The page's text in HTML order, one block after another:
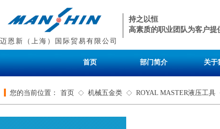
持之以恒
高素质的职业团队为客户提
迈恩新（上海）国际贸易有限公司
首页 部门简介 关于
您的当前位置： 首页 ◇ 机械五金类 ◇ ROYAL MASTER液压工具